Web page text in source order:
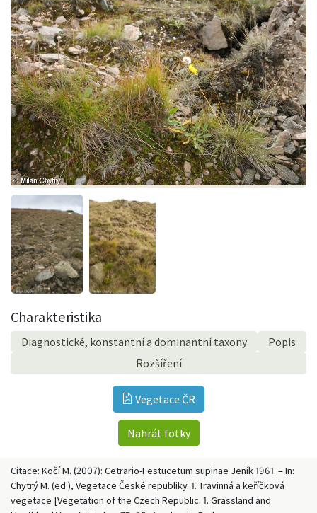
Charakteristika
Diagnostické, konstantní a dominantní taxony
Popis
Rozšíření
Vegetace ČR
Nahrát fotky
Citace: Kočí M. (2007): Cetrario-Festucetum supinae Jeník 1961. – In:
Chytrý M. (ed.), Vegetace České republiky. 1. Travinná a keříčková
vegetace [Vegetation of the Czech Republic. 1. Grassland and